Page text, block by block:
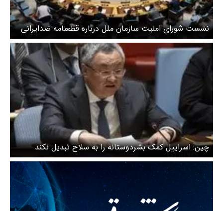
نشست شورای امنیت سازمان ملل درباره قطعنامه ضدایرانی
بحرین و آمریکا
چین: اسراییل کمک بشردوستانه را به سلاح تبدیل نکند